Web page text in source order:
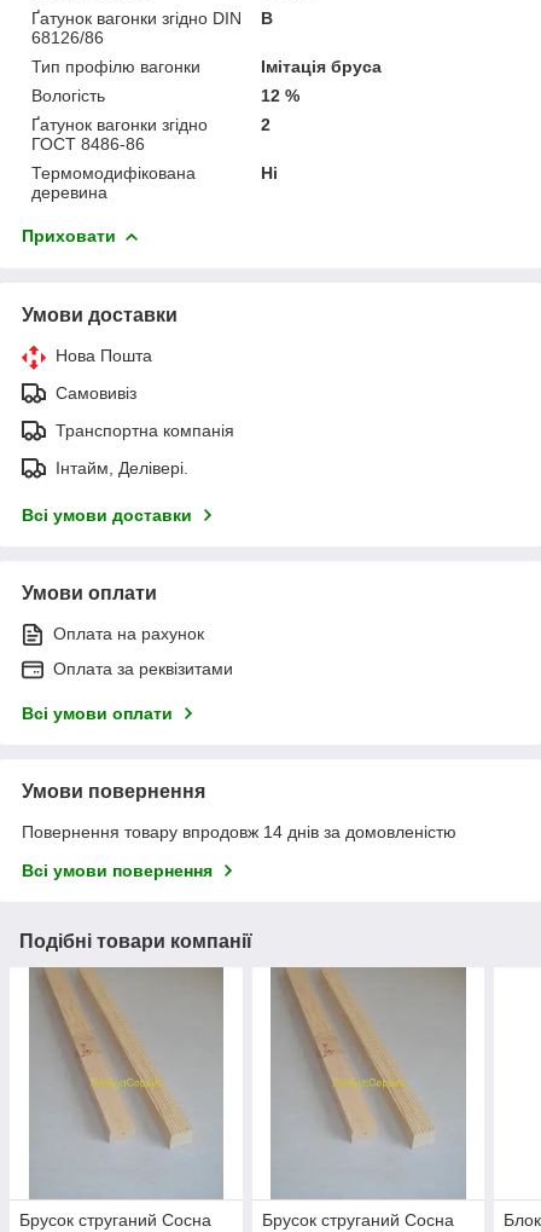
Ґатунок вагонки згідно DIN
68126/86
В
Тип профілю вагонки
Імітація бруса
Вологість
12 %
Ґатунок вагонки згідно
ГОСТ 8486-86
2
Термомодифікована
деревина
Ні
Приховати
Умови доставки
Нова Пошта
Самовивіз
Транспортна компанія
Інтайм, Делівері.
Всі умови доставки
Умови оплати
Оплата на рахунок
Оплата за реквізитами
Всі умови оплати
Умови повернення
Повернення товару впродовж 14 днів за домовленістю
Всі умови повернення
Подібні товари компанії
Брусок струганий Сосна
Брусок струганий Сосна